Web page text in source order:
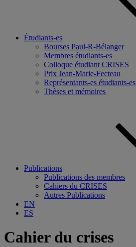
Étudiants-es
Bourses Paul-R-Bélanger
Membres étudiants-es
Colloque étudiant CRISES
Prix Jean-Marie-Fecteau
Représentants-es étudiants-es
Thèses et mémoires
Publications
Publications des membres
Cahiers du CRISES
Autres Publications
EN
ES
Cahier du crises